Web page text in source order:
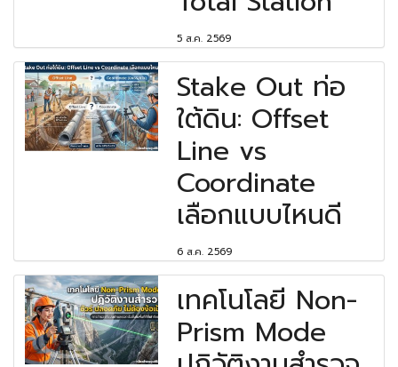
5 ส.ค. 2569
Stake Out ท่อ
ใต้ดิน: Offset
Line vs
Coordinate
เลือกแบบไหนดี
6 ส.ค. 2569
เทคโนโลยี Non-
Prism Mode